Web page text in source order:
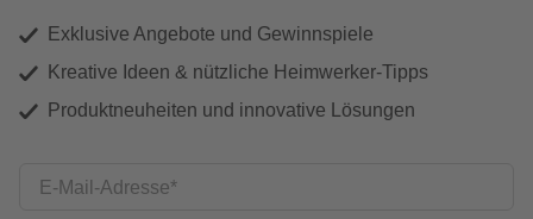
Exklusive Angebote und Gewinnspiele
Kreative Ideen & nützliche Heimwerker-Tipps
Produktneuheiten und innovative Lösungen
E-Mail-Adresse